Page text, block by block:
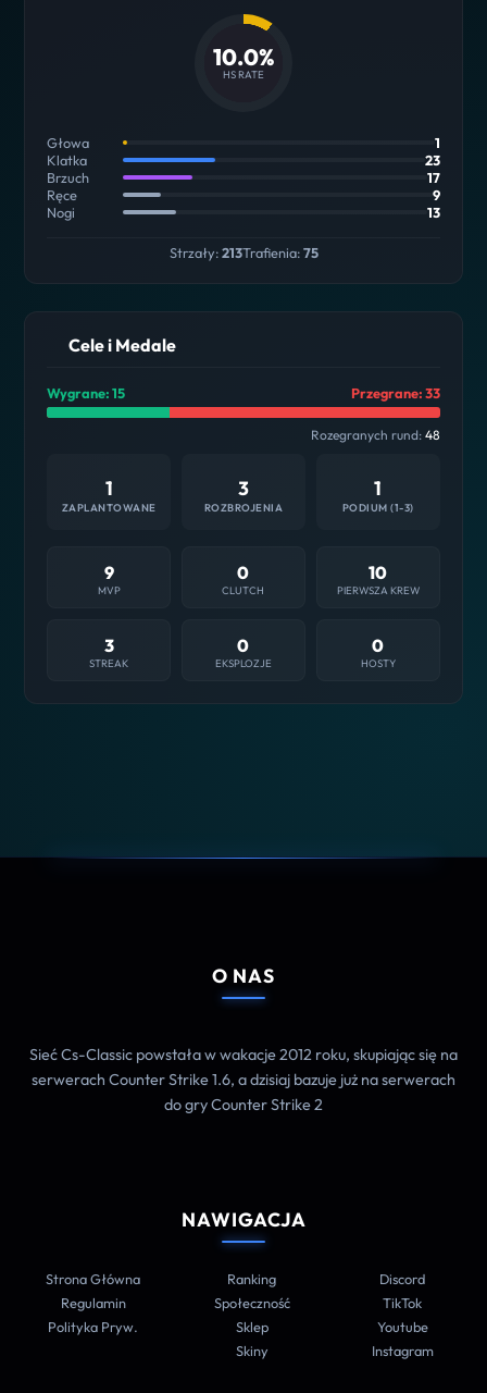
10.0%
HS RATE
Głowa
1
Klatka
23
Brzuch
17
Ręce
9
Nogi
13
Strzały:213Trafienia:75
Cele i Medale
Wygrane: 15 Przegrane: 33
Rozegranych rund: 48
1
ZAPLANTOWANE
3
ROZBROJENIA
1
PODIUM (1-3)
9
MVP
0
CLUTCH
10
PIERWSZA KREW
3
STREAK
0
EKSPLOZJE
0
HOSTY
O NAS
Sieć Cs-Classic powstała w wakacje 2012 roku, skupiając się na
serwerach Counter Strike 1.6, a dzisiaj bazuje już na serwerach
do gry Counter Strike 2
NAWIGACJA
Strona Główna
Regulamin
Polityka Pryw.
Ranking
Społeczność
Sklep
Skiny
Discord
TikTok
Youtube
Instagram